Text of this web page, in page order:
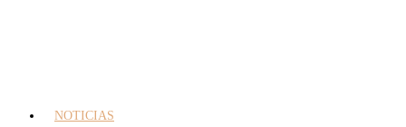
NOTICIAS